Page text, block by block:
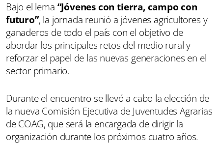
Bajo el lema “Jóvenes con tierra, campo con
futuro”, la jornada reunió a jóvenes agricultores y
ganaderos de todo el país con el objetivo de
abordar los principales retos del medio rural y
reforzar el papel de las nuevas generaciones en el
sector primario.
Durante el encuentro se llevó a cabo la elección de
la nueva Comisión Ejecutiva de Juventudes Agrarias
de COAG, que será la encargada de dirigir la
organización durante los próximos cuatro años.